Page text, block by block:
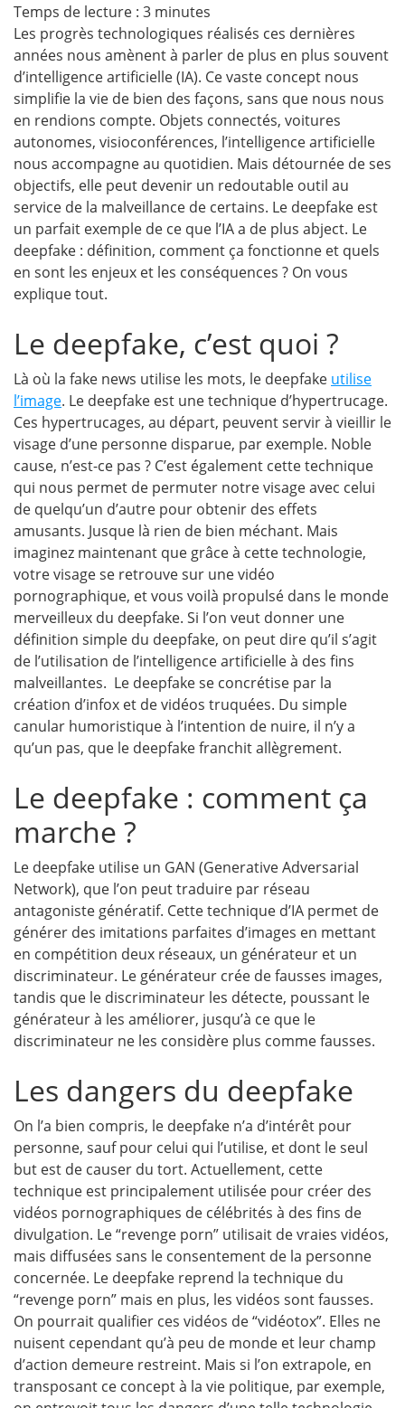
Temps de lecture : 3 minutes
Les progrès technologiques réalisés ces dernières
années nous amènent à parler de plus en plus souvent
d’intelligence artificielle (IA). Ce vaste concept nous
simplifie la vie de bien des façons, sans que nous nous
en rendions compte. Objets connectés, voitures
autonomes, visioconférences, l’intelligence artificielle
nous accompagne au quotidien. Mais détournée de ses
objectifs, elle peut devenir un redoutable outil au
service de la malveillance de certains. Le deepfake est
un parfait exemple de ce que l’IA a de plus abject. Le
deepfake : définition, comment ça fonctionne et quels
en sont les enjeux et les conséquences ? On vous
explique tout.
Le deepfake, c’est quoi ?
Là où la fake news utilise les mots, le deepfake utilise
l’image. Le deepfake est une technique d’hypertrucage.
Ces hypertrucages, au départ, peuvent servir à vieillir le
visage d’une personne disparue, par exemple. Noble
cause, n’est-ce pas ? C’est également cette technique
qui nous permet de permuter notre visage avec celui
de quelqu’un d’autre pour obtenir des effets
amusants. Jusque là rien de bien méchant. Mais
imaginez maintenant que grâce à cette technologie,
votre visage se retrouve sur une vidéo
pornographique, et vous voilà propulsé dans le monde
merveilleux du deepfake. Si l’on veut donner une
définition simple du deepfake, on peut dire qu’il s’agit
de l’utilisation de l’intelligence artificielle à des fins
malveillantes. Le deepfake se concrétise par la
création d’infox et de vidéos truquées. Du simple
canular humoristique à l’intention de nuire, il n’y a
qu’un pas, que le deepfake franchit allègrement.
Le deepfake : comment ça
marche ?
Le deepfake utilise un GAN (Generative Adversarial
Network), que l’on peut traduire par réseau
antagoniste génératif. Cette technique d’IA permet de
générer des imitations parfaites d’images en mettant
en compétition deux réseaux, un générateur et un
discriminateur. Le générateur crée de fausses images,
tandis que le discriminateur les détecte, poussant le
générateur à les améliorer, jusqu’à ce que le
discriminateur ne les considère plus comme fausses.
Les dangers du deepfake
On l’a bien compris, le deepfake n’a d’intérêt pour
personne, sauf pour celui qui l’utilise, et dont le seul
but est de causer du tort. Actuellement, cette
technique est principalement utilisée pour créer des
vidéos pornographiques de célébrités à des fins de
divulgation. Le “revenge porn” utilisait de vraies vidéos,
mais diffusées sans le consentement de la personne
concernée. Le deepfake reprend la technique du
“revenge porn” mais en plus, les vidéos sont fausses.
On pourrait qualifier ces vidéos de “vidéotox”. Elles ne
nuisent cependant qu’à peu de monde et leur champ
d’action demeure restreint. Mais si l’on extrapole, en
transposant ce concept à la vie politique, par exemple,